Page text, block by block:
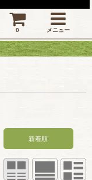
新着順
0 メニュー